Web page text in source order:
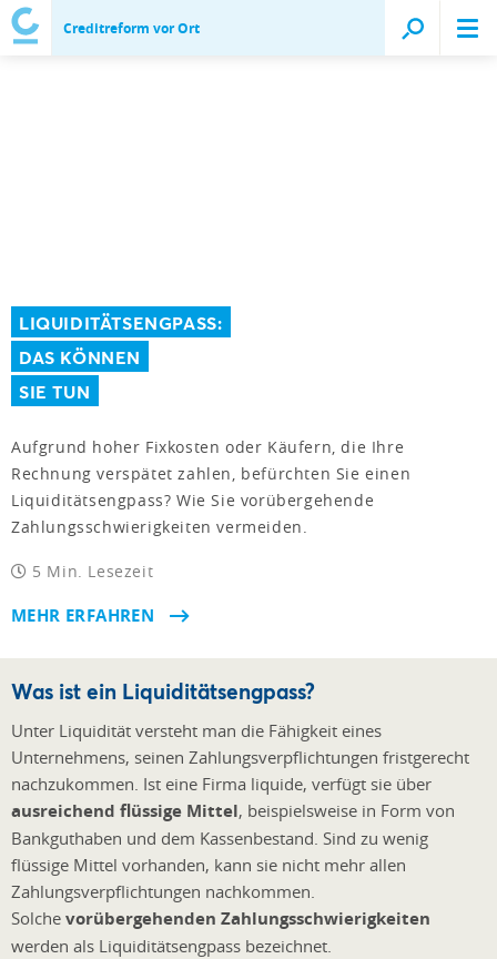
Creditreform vor Ort
LIQUIDITÄTSENGPASS:
DAS KÖNNEN
SIE TUN
Aufgrund hoher Fixkosten oder Käufern, die Ihre
Rechnung verspätet zahlen, befürchten Sie einen
Liquiditätsengpass? Wie Sie vorübergehende
Zahlungsschwierigkeiten vermeiden.
5 Min. Lesezeit
MEHR ERFAHREN
Was ist ein Liquiditätsengpass?
Unter Liquidität versteht man die Fähigkeit eines
Unternehmens, seinen Zahlungsverpflichtungen fristgerecht
nachzukommen. Ist eine Firma liquide, verfügt sie über
ausreichend flüssige Mittel, beispielsweise in Form von
Bankguthaben und dem Kassenbestand. Sind zu wenig
flüssige Mittel vorhanden, kann sie nicht mehr allen
Zahlungsverpflichtungen nachkommen.
Solche vorübergehenden Zahlungsschwierigkeiten
werden als Liquiditätsengpass bezeichnet.